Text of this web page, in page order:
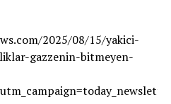
2025/08/15/yakici-
gazzenin-bitmeyen-